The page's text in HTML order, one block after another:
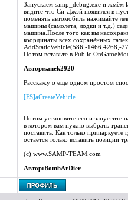
Запускаем samp_debug.exe и жмём
видите что Си-Джэй появился в
поменять автомобиль нажимайте
машины (самолёта, лодки и т.д.)
машина.После того как вы
координаты всех сохранённых
AddStaticVehicle(586,-1466.4268,-
Потом вставьте в Public
Автор:sanek2920
Расскажу о еще одном простом
[FS]aCreateVehicle
Потом установите его и
в котором вам нужно выбрать
поставить. Как только
остается только вставить позиции
(с) www.SAMP-TEAM.com
Автор:BombArDier